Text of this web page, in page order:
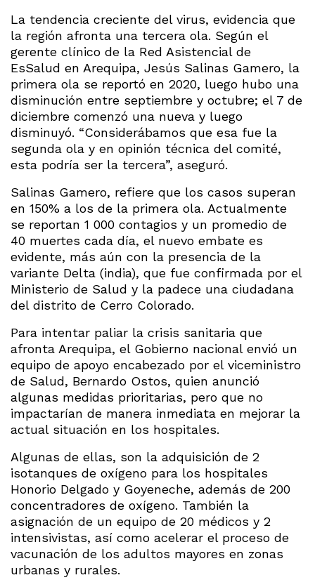
La tendencia creciente del virus, evidencia que
la región afronta una tercera ola. Según el
gerente clínico de la Red Asistencial de
EsSalud en Arequipa, Jesús Salinas Gamero, la
primera ola se reportó en 2020, luego hubo una
disminución entre septiembre y octubre; el 7 de
diciembre comenzó una nueva y luego
disminuyó. “Considerábamos que esa fue la
segunda ola y en opinión técnica del comité,
esta podría ser la tercera”, aseguró.
Salinas Gamero, refiere que los casos superan
en 150% a los de la primera ola. Actualmente
se reportan 1 000 contagios y un promedio de
40 muertes cada día, el nuevo embate es
evidente, más aún con la presencia de la
variante Delta (india), que fue confirmada por el
Ministerio de Salud y la padece una ciudadana
del distrito de Cerro Colorado.
Para intentar paliar la crisis sanitaria que
afronta Arequipa, el Gobierno nacional envió un
equipo de apoyo encabezado por el viceministro
de Salud, Bernardo Ostos, quien anunció
algunas medidas prioritarias, pero que no
impactarían de manera inmediata en mejorar la
actual situación en los hospitales.
Algunas de ellas, son la adquisición de 2
isotanques de oxígeno para los hospitales
Honorio Delgado y Goyeneche, además de 200
concentradores de oxígeno. También la
asignación de un equipo de 20 médicos y 2
intensivistas, así como acelerar el proceso de
vacunación de los adultos mayores en zonas
urbanas y rurales.